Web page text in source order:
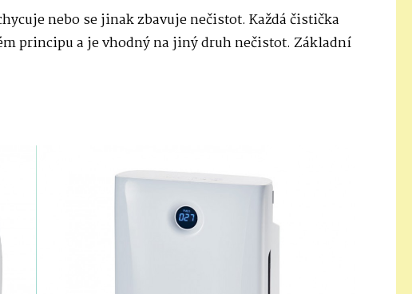
nebo se jinak zbavuje nečistot. Každá čistička
principu a je vhodný na jiný druh nečistot. Základní